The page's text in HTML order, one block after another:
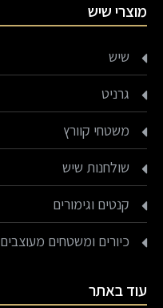
מוצרי שיש
שיש
גרניט
משטחי קוורץ
שולחנות שיש
קנטים וגימורים
כיורים ומשטחים מעוצבים
עוד באתר